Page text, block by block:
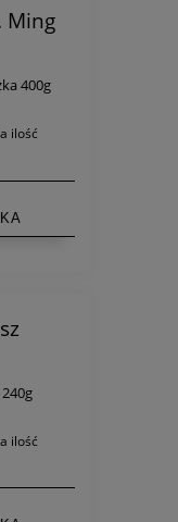
Ming
400g
ilość
ilość